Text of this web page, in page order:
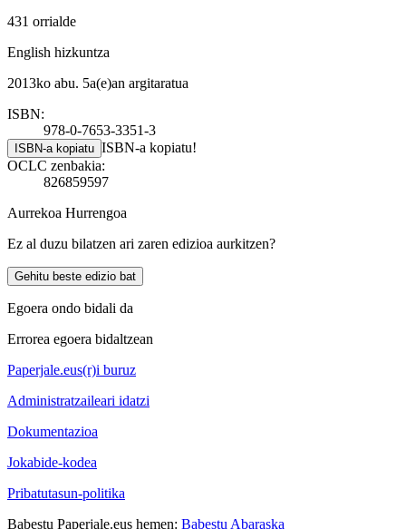
431 orrialde
English hizkuntza
2013ko abu. 5a(e)an argitaratua
ISBN:
978-0-7653-3351-3
ISBN-a kopiatu ISBN-a kopiatu!
OCLC zenbakia:
826859597
Aurrekoa Hurrengoa
Ez al duzu bilatzen ari zaren edizioa aurkitzen?
Gehitu beste edizio bat
Egoera ondo bidali da
Errorea egoera bidaltzean
Paperjale.eus(r)i buruz
Administratzaileari idatzi
Dokumentazioa
Jokabide-kodea
Pribatutasun-politika
Babestu Paperjale.eus hemen: Babestu Abaraska